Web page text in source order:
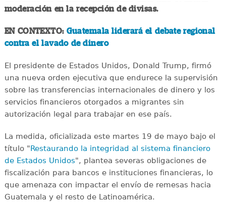
moderación en la recepción de divisas.
EN CONTEXTO: Guatemala liderará el debate regional
contra el lavado de dinero
El presidente de Estados Unidos, Donald Trump, firmó
una nueva orden ejecutiva que endurece la supervisión
sobre las transferencias internacionales de dinero y los
servicios financieros otorgados a migrantes sin
autorización legal para trabajar en ese país.
La medida, oficializada este martes 19 de mayo bajo el
título "Restaurando la integridad al sistema financiero
de Estados Unidos", plantea severas obligaciones de
fiscalización para bancos e instituciones financieras, lo
que amenaza con impactar el envío de remesas hacia
Guatemala y el resto de Latinoamérica.